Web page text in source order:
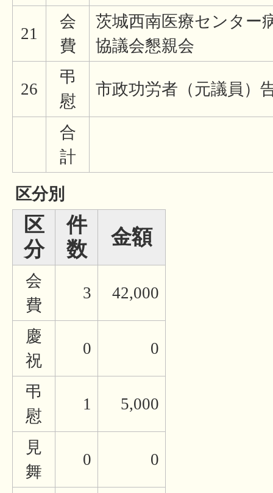
21
会
費
茨城西南医療センター
協議会懇親会
26
弔
慰
市政功労者（元議員）
合
計
区分別
区
分
件
数
金額
会
費
3 42,000
慶
祝
0 0
弔
慰
1 5,000
見
舞
0 0